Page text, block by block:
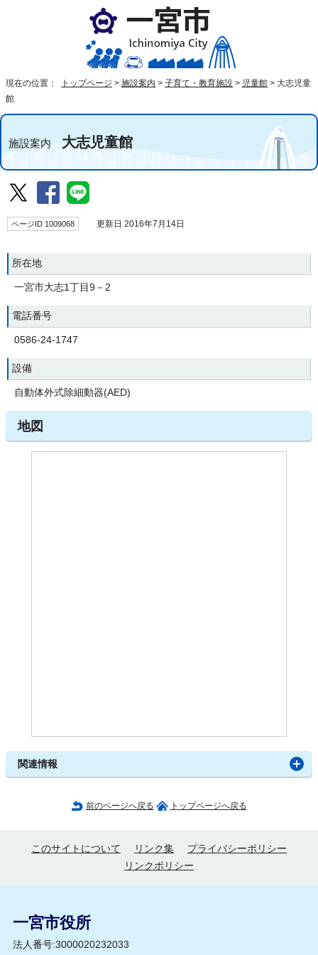
現在の位置： トップページ > 施設案内 > 子育て・教育施設 > 児童館 > 大志児童
館
施設案内大志児童館
ページID 1009068 更新日 2016年7月14日
所在地
一宮市大志1丁目9－2
電話番号
0586-24-1747
設備
自動体外式除細動器(AED)
地図
関連情報
前のページへ戻る トップページへ戻る
このサイトについて リンク集
プライバシーポリシー
リンクポリシー
一宮市役所
法人番号:3000020232033